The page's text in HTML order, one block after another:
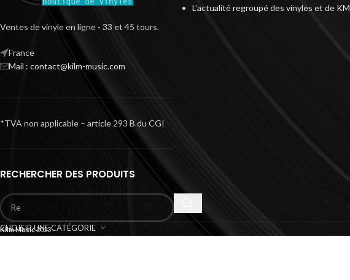
Ventes de vinyle en ligne - 33 et 45 tours.
France
Mail : contact@kilm-music.com
*TVA non applicable – article 293 B du CGI
RECHERCHER DES PRODUITS
CHOISIR UNE CATÉGORIE
L’actualité regroupé des vinyles et de KM
Kilm Music2023